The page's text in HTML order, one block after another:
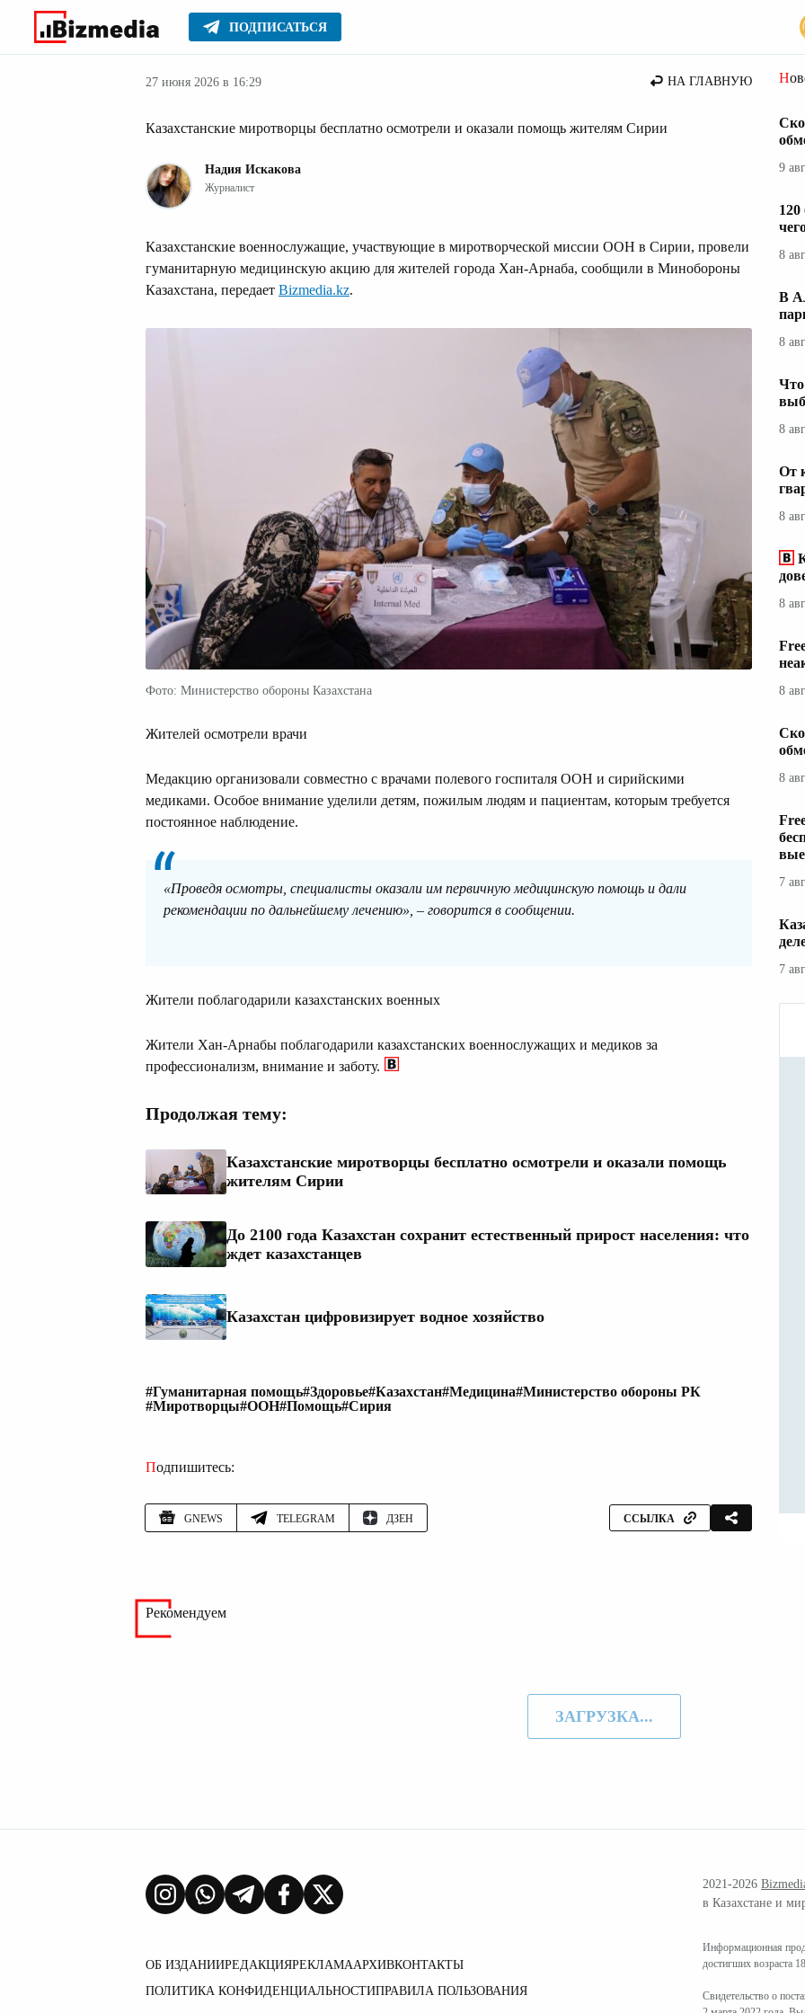
ПОДПИСАТЬСЯ
Главное Новости
27 июня 2026 в 16:29 НА ГЛАВНУЮ
Казахстанские миротворцы бесплатно осмотрели и оказали помощь жителям Сирии
Надия Искакова
Журналист
Казахстанские военнослужащие, участвующие в миротворческой миссии ООН в Сирии, провели
гуманитарную медицинскую акцию для жителей города Хан-Арнаба, сообщили в Минобороны
Казахстана, передает Bizmedia.kz.
Фото: Министерство обороны Казахстана
Жителей осмотрели врачи
Медакцию организовали совместно с врачами полевого госпиталя ООН и сирийскими
медиками. Особое внимание уделили детям, пожилым людям и пациентам, которым требуется
постоянное наблюдение.
«Проведя осмотры, специалисты оказали им первичную медицинскую помощь и дали
рекомендации по дальнейшему лечению», – говорится в сообщении.
Жители поблагодарили казахстанских военных
Жители Хан-Арнабы поблагодарили казахстанских военнослужащих и медиков за
профессионализм, внимание и заботу.
Продолжая тему:
Казахстанские миротворцы бесплатно осмотрели и оказали помощь
жителям Сирии
До 2100 года Казахстан сохранит естественный прирост населения: что
ждет казахстанцев
Казахстан цифровизирует водное хозяйство
#Гуманитарная помощь#Здоровье#Казахстан#Медицина#Министерство обороны РК
#Миротворцы#ООН#Помощь#Сирия
Подпишитесь:
GNEWS TELEGRAM ДЗЕН ССЫЛКА
9
8
В
8
8
От
8
8
8
8
7
7
Рекомендуем
ЗАГРУЗКА...
ОБ ИЗДАНИИРЕДАКЦИЯРЕКЛАМААРХИВКОНТАКТЫ
ПОЛИТИКА КОНФИДЕНЦИАЛЬНОСТИПРАВИЛА ПОЛЬЗОВАНИЯ
2021-2026
в Казахстане и
Информационная
достигших возраста
Свидетельство о